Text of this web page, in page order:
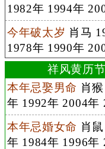
1982年 1994年
今年破太岁 肖马
1978年 1990年
祥风黄历
本年忌娶男命 肖
年 1992年 2004年
本年忌婚女命 肖
年 1984年 1996年